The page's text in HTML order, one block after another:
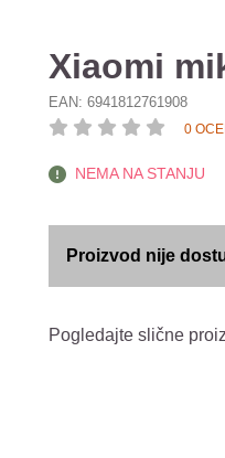
Xiaomi
EAN: 6941812761908
0
NEMA NA STANJU
Proizvod nije
Pogledajte slične